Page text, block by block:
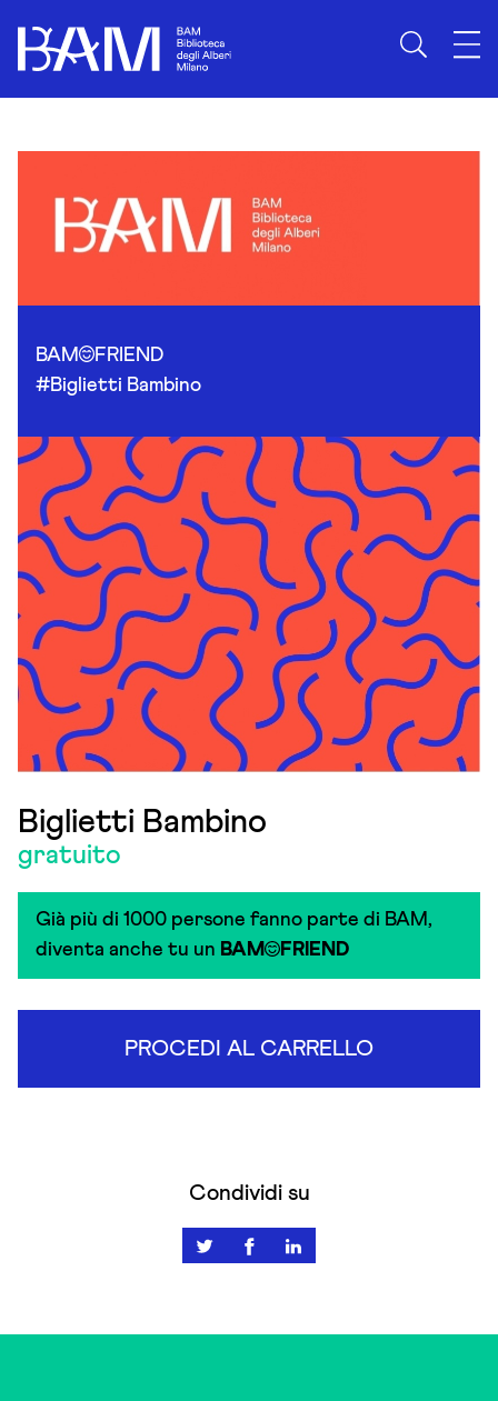
BAM
FRIEND
#Biglietti Bambino
Biglietti Bambino
gratuito
Già più di 1000 persone fanno parte di BAM,
diventa anche tu un BAM FRIEND
PROCEDI AL CARRELLO
Condividi su